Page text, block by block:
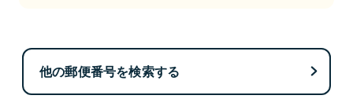
他の郵便番号を検索する